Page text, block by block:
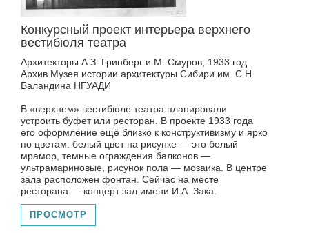
Конкурсный проект интерьера верхнего
вестибюля театра
Архитекторы А.З. Гринберг и М. Смуров, 1933 год
Архив Музея истории архитектуры Сибири им. С.Н.
Баландина НГУАДИ
В «верхнем» вестибюле театра планировали
устроить буфет или ресторан. В проекте 1933 года
его оформление ещё близко к конструктивизму и ярко
по цветам: белый цвет на рисунке — это белый
мрамор, темные ограждения балконов —
ультрамариновые, рисунок пола — мозаика. В центре
зала расположен фонтан. Сейчас на месте
ресторана — концерт зал имени И.А. Зака.
ПРОСМОТР